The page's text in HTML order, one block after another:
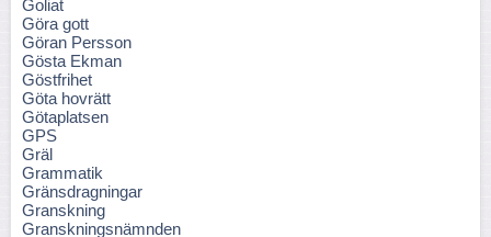
Goliat
Göra gott
Göran Persson
Gösta Ekman
Göstfrihet
Göta hovrätt
Götaplatsen
GPS
Gräl
Grammatik
Gränsdragningar
Granskning
Granskningsnämnden